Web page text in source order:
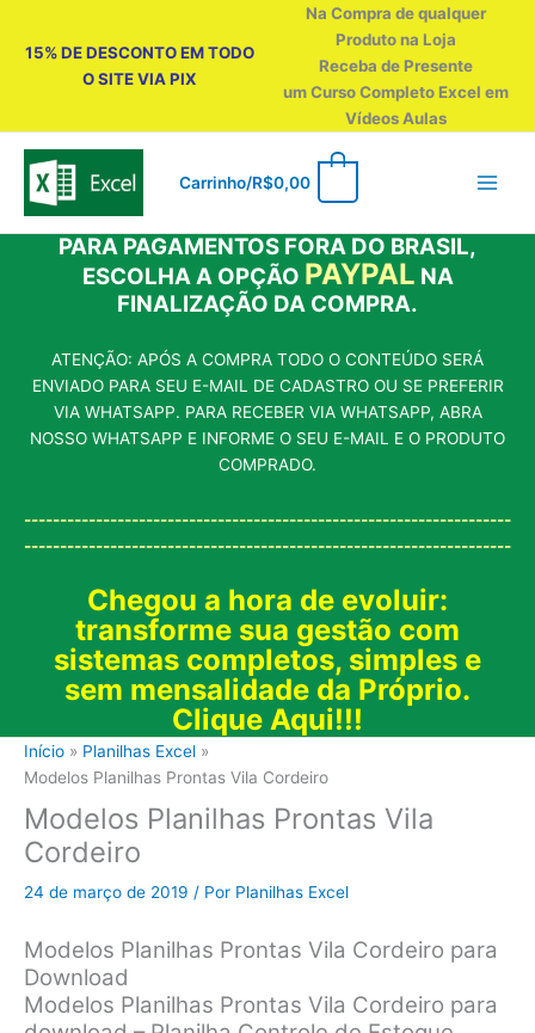
15% DE DESCONTO EM TODO
O SITE VIA PIX
Na Compra de qualquer
Produto na Loja
Receba de Presente
um Curso Completo Excel em
Vídeos Aulas
Carrinho/R$0,00
PARA PAGAMENTOS FORA DO BRASIL,
ESCOLHA A OPÇÃO PAYPAL NA
FINALIZAÇÃO DA COMPRA.
ATENÇÃO: APÓS A COMPRA TODO O CONTEÚDO SERÁ
ENVIADO PARA SEU E-MAIL DE CADASTRO OU SE PREFERIR
VIA WHATSAPP. PARA RECEBER VIA WHATSAPP, ABRA
NOSSO WHATSAPP E INFORME O SEU E-MAIL E O PRODUTO
COMPRADO.
--------------------------------------------------------------------
--------------------------------------------------------------------
Chegou a hora de evoluir:
transforme sua gestão com
sistemas completos, simples e
sem mensalidade da Próprio.
Clique Aqui!!!
Início
Planilhas Excel
Modelos Planilhas Prontas Vila Cordeiro
Modelos Planilhas Prontas Vila
Cordeiro
24 de março de 2019 / Por Planilhas Excel
Modelos Planilhas Prontas Vila Cordeiro para
Download
Modelos Planilhas Prontas Vila Cordeiro para